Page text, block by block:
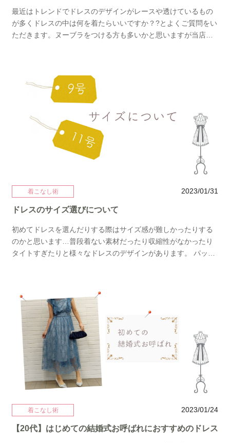
揺れるスカートが優しさを感じられます。ウエスト周りは締め
付けがないのでゆったりと楽に着れる安心ドレス。逆にメリハ
リがお好きな方はベルト合わせも〇 光沢のあるケープボレロを
コールが輝きを放ち高級感のあるデザイン。ネックレスはシン
プルにまとめてます。 今時ポイント→ケープボレロ＆プリーツ
スカート最後にご紹介するドレスは個性派かっこおしゃれなメ
ッシュドレス。立体的なシルエットが他にはないデザインを楽
しめます。 こちらのドレスはそのままストンと着てもベルトを
合わせてもどちらも楽で且つかっこよく着れます。片方の腕の
メッシュとアシンメトリーな裾が抜け感とデザイン性があるド
レス。ラリエットのネックレスとベージュ系のビーズバッグを
うか？全てにおけるポイントは長めの丈感です。大人っぽくで
もちょっと遊びのあるデザインを是非お試しください♡JENNY
最近はトレンドでドレスのデザインがレースや透けているもの
が多くドレスの中は何を着たらいいですか？?とよくご質問をい
ただきます。ヌーブラをつける方も多いかと思いますが当店で
【レースブラトップ】こちらは透けている部分からレースが見
えてもオシャレ感が出せますしブラトップ1枚で着るのはもちろ
ん（パッド付き）ご自身の下着の上に来ていただき紐を隠して
着る方法も 最後は【ベアトップ】こちらはブラック、ホワイ
ト、ベージュとカラーが3種類でデザインもシンプルなものから
スパンコールがついたものまで色々とご用意があります♪ イン
ナーもレンタルできますのでお持ちでない場合はドレスにあわ
着こなし術 2023/01/31
ドレスのサイズ選びについて
初めてドレスを選んだりする際はサイズ感が難しかったりする
のかと思います…普段着ない素材だったり収縮性がなかったり
タイトすぎたりと様々なドレスのデザインがあります。 パッと
やすいか、立ったり座ったりする際にきになる箇所がないかを
試着の際にご確認いただければと思います♪&nbsp;ドレスのデザ
インによって変わるのですが普段のサイズで試着をすることに
よりヒップやバストで引っかかることも、、、なのでサイズに
縛られずせっかくのレンタルなので失敗を恐れず色々試着して
いただき1番綺麗に見えるそんなドレス選びのお手伝いの力にな
れたらと思う今日この頃です。サイズ展開は豊富にご用意があ
りますのでお気軽にお問合せをお待ちしております(^^)今回使用
のドレス→→ グリーン 9号→→ グリーン 11号→→ チャコール
9号→→ チャコール 11号
着こなし術 2023/01/24
【20代】はじめての結婚式お呼ばれにおすすめのドレス